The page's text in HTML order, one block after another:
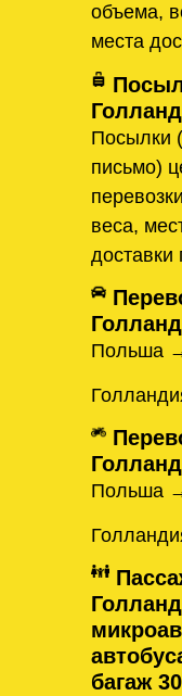
объема,
места
Посылки
письмо)
веса,
доставки
Польша
Польша
багаж